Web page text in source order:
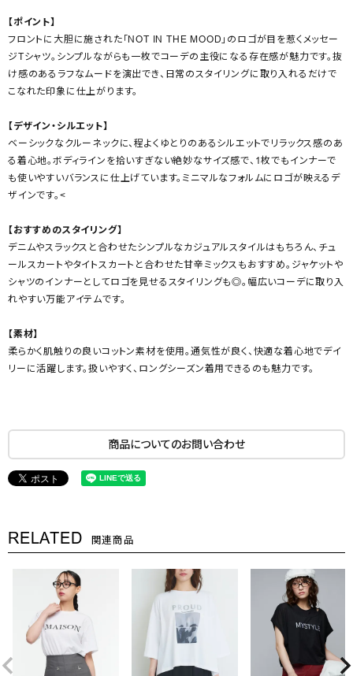
【ポイント】
フロントに大胆に施された「NOT IN THE MOOD」のロゴが目を惹くメッセー
ジTシャツ。シンプルながらも一枚でコーデの主役になる存在感が魅力です。抜
け感のあるラフなムードを演出でき、日常のスタイリングに取り入れるだけで
こなれた印象に仕上がります。
【デザイン・シルエット】
ベーシックなクルーネックに、程よくゆとりのあるシルエットでリラックス感のあ
る着心地。ボディラインを拾いすぎない絶妙なサイズ感で、1枚でもインナーで
も使いやすいバランスに仕上げています。ミニマルなフォルムにロゴが映えるデ
ザインです。<
【おすすめのスタイリング】
デニムやスラックスと合わせたシンプルなカジュアルスタイルはもちろん、チュ
ールスカートやタイトスカートと合わせた甘辛ミックスもおすすめ。ジャケットや
シャツのインナーとしてロゴを見せるスタイリングも◎。幅広いコーデに取り入
れやすい万能アイテムです。
【素材】
柔らかく肌触りの良いコットン素材を使用。通気性が良く、快適な着心地でデイ
リーに活躍します。扱いやすく、ロングシーズン着用できるのも魅力です。
商品についてのお問い合わせ
RELATED 関連商品